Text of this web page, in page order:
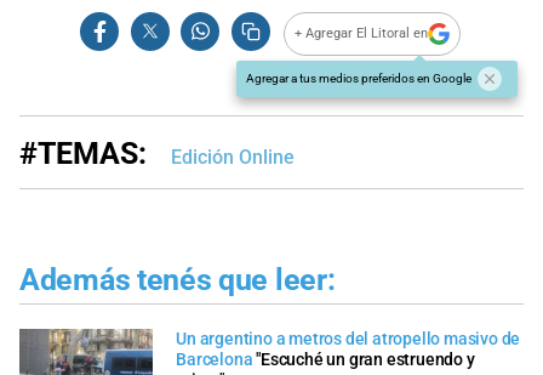
+ Agregar El Litoral en
Agregar a tus medios preferidos en Google
#TEMAS: Edición Online
Además tenés que leer:
Un argentino a metros del atropello masivo de
Barcelona"Escuché un gran estruendo y